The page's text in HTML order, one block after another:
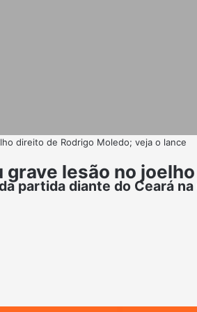
direito de Rodrigo Moledo; veja o lance
lesão no
partida diante do Ceará